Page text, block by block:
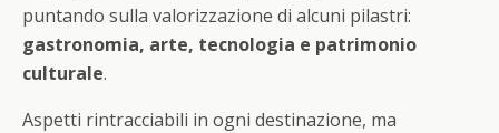
puntando sulla valorizzazione di alcuni pilastri:
gastronomia, arte, tecnologia e patrimonio
culturale.
Aspetti rintracciabili in ogni destinazione, ma